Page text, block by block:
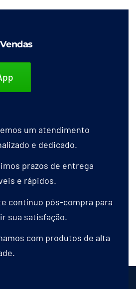
um atendimento
e dedicado.
prazos de entrega
e rápidos.
contínuo pós-compra para
sua satisfação.
com produtos de alta